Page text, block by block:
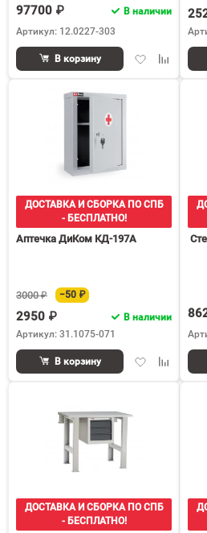
97700 ₽
В наличии
Артикул: 12.0227-303
ДобавитьДобавить
В корзину
ДОСТАВКА И СБОРКА ПО СПБ
- БЕСПЛАТНО!
Аптечка ДиКом КД-197А
3000 ₽ −50 ₽
2950 ₽
В наличии
Артикул: 31.1075-071
ДобавитьДобавить
В корзину
ДОСТАВКА И СБОРКА ПО СПБ
- БЕСПЛАТНО!